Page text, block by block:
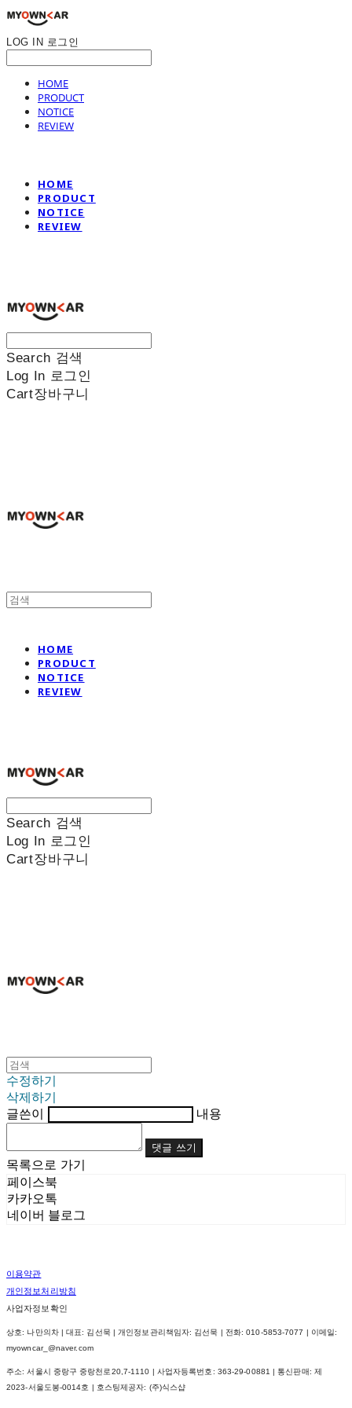
LOG IN 로그인
HOME
PRODUCT
NOTICE
REVIEW
HOME
PRODUCT
NOTICE
REVIEW
Search 검색
Log In 로그인
Cart장바구니
HOME
PRODUCT
NOTICE
REVIEW
Search 검색
Log In 로그인
Cart장바구니
수정하기
삭제하기
글쓴이
내용
댓글 쓰기
목록으로 가기
페이스북
카카오톡
네이버 블로그
이용약관
개인정보처리방침
사업자정보확인
상호: 나만의차 | 대표: 김선묵 | 개인정보관리책임자: 김선묵 | 전화: 010-5853-7077 | 이메일:
myowncar_@naver.com
주소: 서울시 중랑구 중랑천로20,7-1110 | 사업자등록번호: 363-29-00881 | 통신판매: 제
2023-서울도봉-0014호
| 호스팅제공자: (주)식스샵